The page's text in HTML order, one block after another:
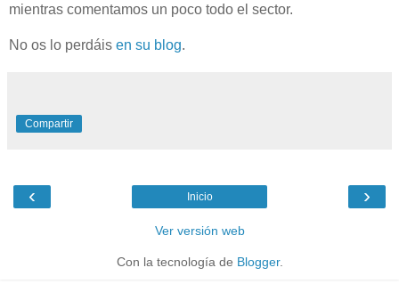
mientras comentamos un poco todo el sector.
No os lo perdáis en su blog.
Compartir
‹ ›
Inicio
Ver versión web
Con la tecnología de Blogger.